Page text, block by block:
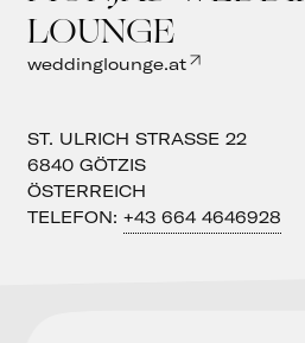
weddinglounge.at
LOUNGE
ST. ULRICH STRASSE 22
6840 GÖTZIS
ÖSTERREICH
TELEFON:+43 664 4646928